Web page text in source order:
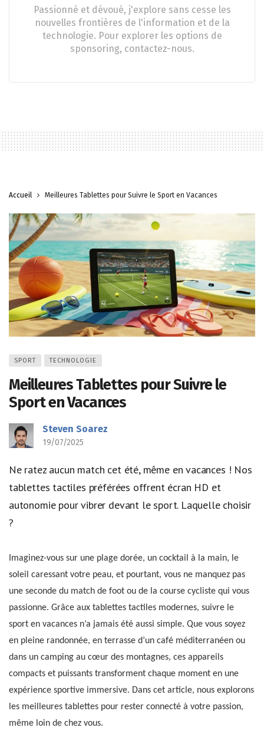
Passionné et dévoué, j'explore sans cesse les
nouvelles frontières de l'information et de la
technologie. Pour explorer les options de
sponsoring, contactez-nous.
Accueil Meilleures Tablettes pour Suivre le Sport en Vacances
SPORT TECHNOLOGIE
Meilleures Tablettes pour Suivre le
Sport en Vacances
Steven Soarez
19/07/2025
Ne ratez aucun match cet été, même en vacances ! Nos
tablettes tactiles préférées offrent écran HD et
autonomie pour vibrer devant le sport. Laquelle choisir
?
Imaginez-vous sur une plage dorée, un cocktail à la main, le
soleil caressant votre peau, et pourtant, vous ne manquez pas
une seconde du match de foot ou de la course cycliste qui vous
passionne. Grâce aux tablettes tactiles modernes, suivre le
sport en vacances n’a jamais été aussi simple. Que vous soyez
en pleine randonnée, en terrasse d’un café méditerranéen ou
dans un camping au cœur des montagnes, ces appareils
compacts et puissants transforment chaque moment en une
expérience sportive immersive. Dans cet article, nous explorons
les meilleures tablettes pour rester connecté à votre passion,
même loin de chez vous.